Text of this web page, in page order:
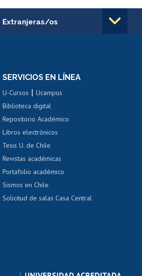
Extranjeras/os
Movilidad Estudiantil
Cursos de español
SERVICIOS EN LÍNEA
U-Cursos |Ucampus
Biblioteca digital
Repositorio Académico
Libros electrónicos
Tesis U. de Chile
Revistas académicas
Portafolio académico
Sismos en Chile
Solicitud de salas Casa Central